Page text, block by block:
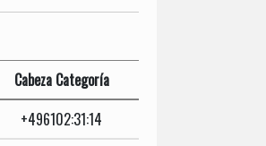
Cabeza Categoría
+496102:31:14